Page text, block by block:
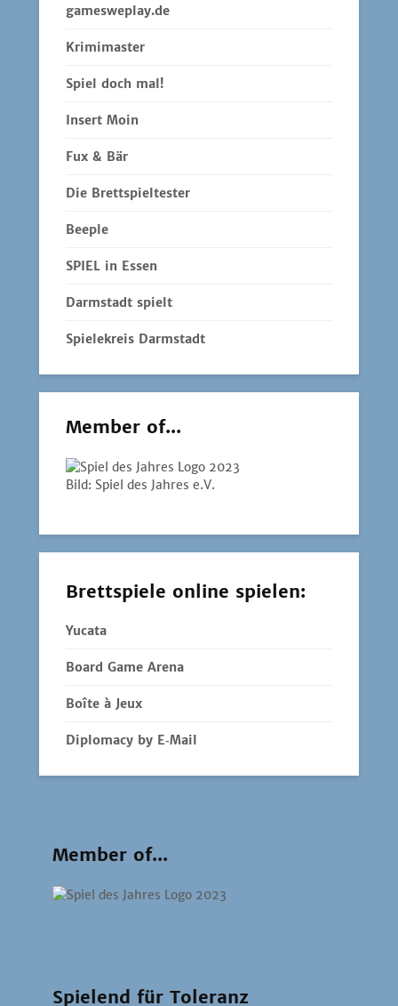
gamesweplay.de
Krimimaster
Spiel doch mal!
Insert Moin
Fux & Bär
Die Brettspieltester
Beeple
SPIEL in Essen
Darmstadt spielt
Spielekreis Darmstadt
Member of...
Bild: Spiel des Jahres e.V.
Brettspiele online spielen:
Yucata
Board Game Arena
Boîte à Jeux
Diplomacy by E‑Mail
Member of...
Spielend für Toleranz